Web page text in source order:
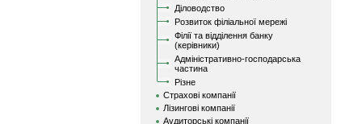
Діловодство
Розвиток філіальної мережі
Філії та відділення банку
(керівники)
Адміністративно-господарська
частина
Різне
Страхові компанії
Лізингові компанії
Аудиторські компанії